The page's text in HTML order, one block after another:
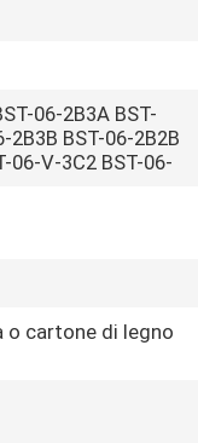
06-2B3A BST-
2B3B BST-06-2B2B
06-V-3C2 BST-06-
o cartone di legno